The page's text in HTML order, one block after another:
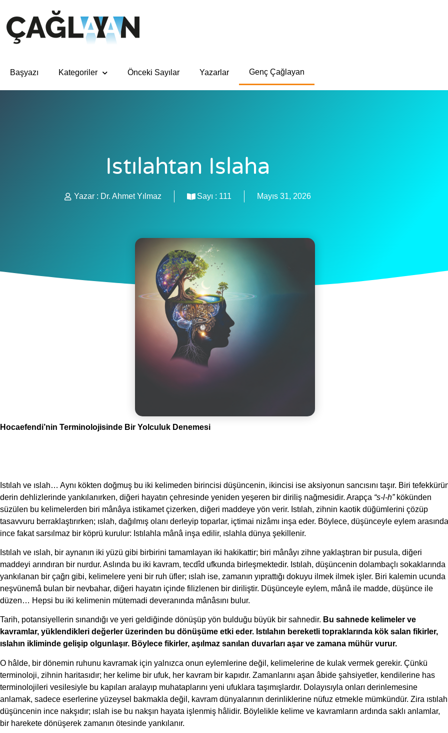
Başyazı Kategoriler Önceki Sayılar Yazarlar Genç Çağlayan
Istılahtan Islaha
Yazar : Dr. Ahmet Yılmaz Sayı : 111 Mayıs 31, 2026
Hocaefendi’nin Terminolojisinde Bir Yolculuk Denemesi
Istılah ve ıslah… Aynı kökten doğmuş bu iki kelimeden birincisi düşüncenin, ikincisi ise aksiyonun sancısını taşır. Biri
derin dehlizlerinde yankılanırken, diğeri hayatın çehresinde yeniden yeşeren bir diriliş nağmesidir. Arapça “s-l-h”kökünden
süzülen bu kelimelerden biri mânâya istikamet çizerken, diğeri maddeye yön verir. Istılah, zihnin kaotik düğümlerini çözüp
tasavvuru berraklaştırırken; ıslah, dağılmış olanı derleyip toparlar, içtimai nizâmı inşa eder. Böylece, düşünceyle eylem arasında
ince fakat sarsılmaz bir köprü kurulur: Istılahla mânâ inşa edilir, ıslahla dünya şekillenir.
Istılah ve ıslah, bir aynanın iki yüzü gibi birbirini tamamlayan iki hakikattir; biri mânâyı zihne yaklaştıran bir pusula, diğeri
maddeyi arındıran bir nurdur. Aslında bu iki kavram, tecdîd ufkunda birleşmektedir. Istılah, düşüncenin dolambaçlı sokaklarında
yankılanan bir çağrı gibi, kelimelere yeni bir ruh üfler; ıslah ise, zamanın yıprattığı dokuyu ilmek ilmek işler. Biri kalemin ucunda
neşvünemâ bulan bir nevbahar, diğeri hayatın içinde filizlenen bir diriliştir. Düşünceyle eylem, mânâ ile madde, düşünce ile
düzen… Hepsi bu iki kelimenin mütemadi deveranında mânâsını bulur.
Tarih, potansiyellerin sınandığı ve yeri geldiğinde dönüşüp yön bulduğu büyük bir sahnedir. Bu sahnede kelimeler ve
kavramlar, yüklendikleri değerler üzerinden bu dönüşüme etki eder. Istılahın bereketli topraklarında kök salan fikirler,
ıslahın ikliminde gelişip olgunlaşır. Böylece fikirler, aşılmaz sanılan duvarları aşar ve zamana mühür vurur.
O hâlde, bir dönemin ruhunu kavramak için yalnızca onun eylemlerine değil, kelimelerine de kulak vermek gerekir. Çünkü
terminoloji, zihnin haritasıdır; her kelime bir ufuk, her kavram bir kapıdır. Zamanlarını aşan âbide şahsiyetler, kendilerine has
terminolojileri vesilesiyle bu kapıları aralayıp muhataplarını yeni ufuklara taşımışlardır. Dolayısıyla onları derinlemesine
anlamak, sadece eserlerine yüzeysel bakmakla değil, kavram dünyalarının derinliklerine nüfuz etmekle mümkündür. Zira
düşüncenin ince nakşıdır; ıslah ise bu nakşın hayata işlenmiş hâlidir. Böylelikle kelime ve kavramların ardında saklı anlamlar,
bir harekete dönüşerek zamanın ötesinde yankılanır.